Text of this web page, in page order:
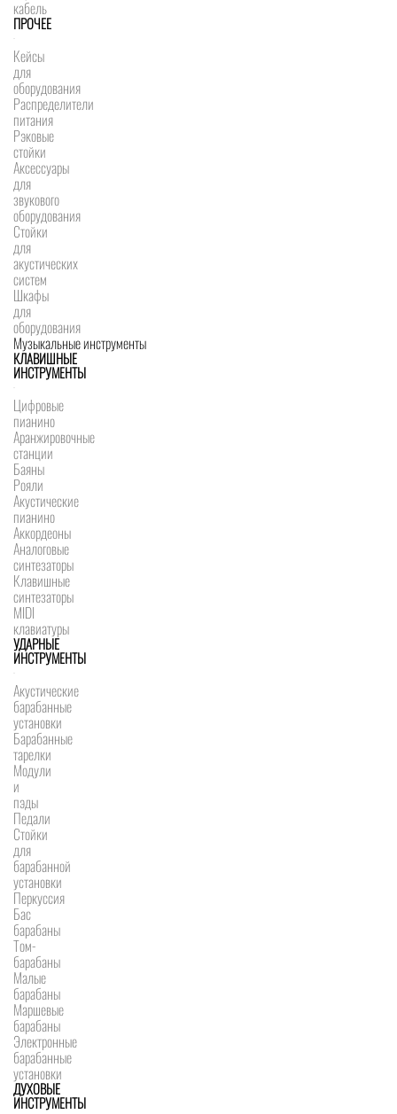
кабель
ПРОЧЕЕ
Кейсы
для
оборудования
Распределители
питания
Рэковые
стойки
Аксессуары
для
звукового
оборудования
Стойки
для
акустических
систем
Шкафы
для
оборудования
Музыкальные инструменты
КЛАВИШНЫЕ
ИНСТРУМЕНТЫ
Цифровые
пианино
Аранжировочные
станции
Баяны
Рояли
Акустические
пианино
Аккордеоны
Аналоговые
синтезаторы
Клавишные
синтезаторы
MIDI
клавиатуры
УДАРНЫЕ
ИНСТРУМЕНТЫ
Акустические
барабанные
установки
Барабанные
тарелки
Модули
и
пэды
Педали
Стойки
для
барабанной
установки
Перкуссия
Бас
барабаны
Том-
барабаны
Малые
барабаны
Маршевые
барабаны
Электронные
барабанные
установки
ДУХОВЫЕ
ИНСТРУМЕНТЫ